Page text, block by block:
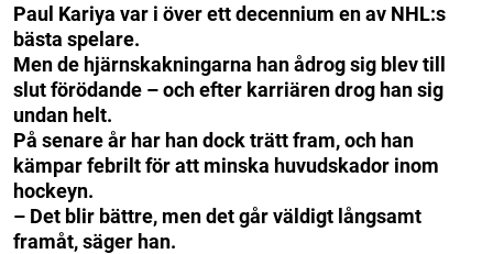
Paul Kariya var i över ett decennium en av NHL:s
bästa spelare.
Men de hjärnskakningarna han ådrog sig blev till
slut förödande – och efter karriären drog han sig
undan helt.
På senare år har han dock trätt fram, och han
kämpar febrilt för att minska huvudskador inom
hockeyn.
– Det blir bättre, men det går väldigt långsamt
framåt, säger han.